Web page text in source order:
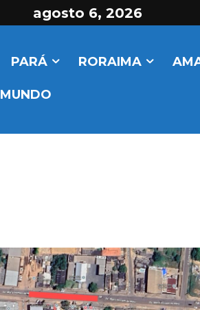
agosto 6, 2026
PARÁ RORAIMA
MUNDO